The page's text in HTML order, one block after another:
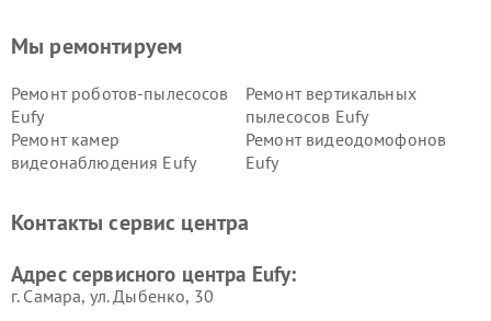
Мы ремонтируем
Ремонт роботов-пылесосов
Eufy
Ремонт вертикальных
пылесосов Eufy
Ремонт камер
видеонаблюдения Eufy
Ремонт видеодомофонов
Eufy
Контакты сервис центра
Адрес сервисного центра Eufy:
г. Самара, ул. Дыбенко, 30